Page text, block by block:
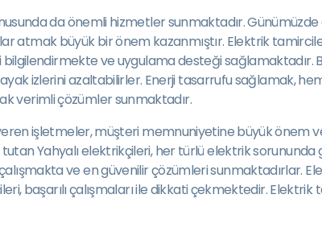
da önemli hizmetler sunmaktadır.
atmak büyük bir önem kazanmıştır. Elektrik
ve uygulama desteği
izlerini azaltabilirler. Enerji tasarrufu sağlamak,
verimli çözümler sunmaktadır.
işletmeler, müşteri memnuniyetine büyük önem
Yahyalı elektrikçileri, her türlü elektrik
ve en güvenilir çözümleri sunmaktadırlar.
başarılı çalışmaları ile dikkati çekmektedir.